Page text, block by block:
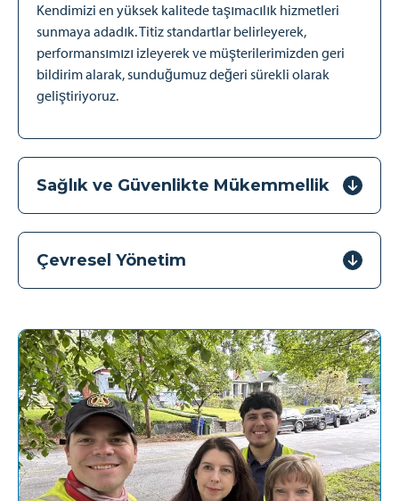
Kendimizi en yüksek kalitede taşımacılık hizmetleri
sunmaya adadık. Titiz standartlar belirleyerek,
performansımızı izleyerek ve müşterilerimizden geri
bildirim alarak, sunduğumuz değeri sürekli olarak
geliştiriyoruz.
Sağlık ve Güvenlikte Mükemmellik
Çevresel Yönetim